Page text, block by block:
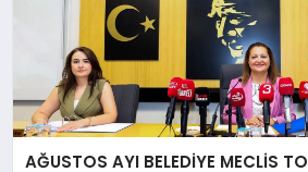
AĞUSTOS AYI BELEDİYE MECLİS